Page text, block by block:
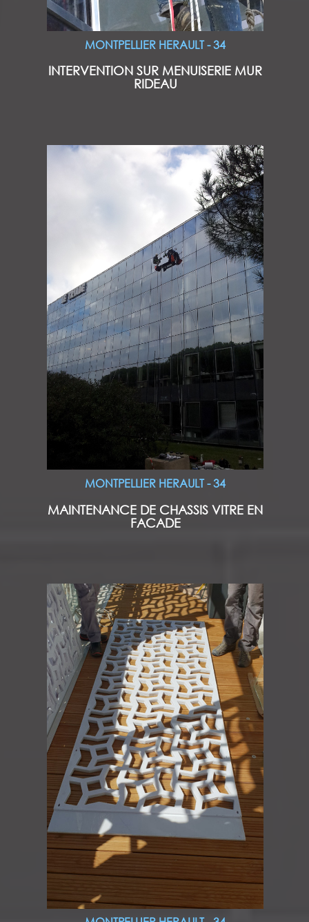
MONTPELLIER HERAULT - 34
INTERVENTION SUR MENUISERIE MUR
RIDEAU
MONTPELLIER HERAULT - 34
MAINTENANCE DE CHASSIS VITRE EN
FACADE